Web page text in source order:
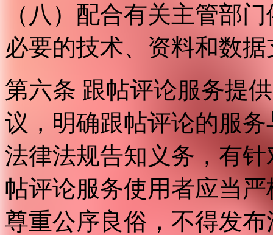
（八）配合有关主管部
必要的技术、资料和数
第六条 跟帖评论服务提
议，明确跟帖评论的服
法律法规告知义务，有
帖评论服务使用者应当
尊重公序良俗，不得发